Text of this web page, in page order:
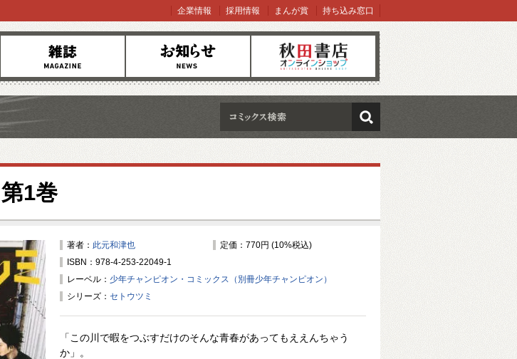
雑誌 お知らせ オンラインショップ
企業情報 採用情報 まんが賞 持ち込み窓口
検索
第1巻
著者： 此元和津也
定価：770円 (10%税込)
ISBN：978-4-253-22049-1
レーベル： 少年チャンピオン・コミックス（別冊少年チャンピオン）
シリーズ： セトウツミ
「この川で暇をつぶすだけのそんな青春があってもええんちゃう
か」。